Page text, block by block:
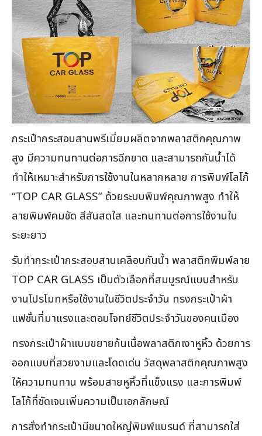
กระเป๋ากระสอบสานพรีเมี่ยมผลิตจากพลาสติกคุณภาพ
สูง มีความทนทานต่อการฉีกขาด และสามารถกันน้ำได้
ทำให้เหมาะสำหรับการใช้งานในหลากหลาย การพิมพ์โลโก้
“TOP CAR GLASS” ด้วยระบบพิมพ์คุณภาพสูง ทำให้
ลายพิมพ์คมชัด สีสันสดใส และทนทานต่อการใช้งานใน
ระยะยาว
รับทำกระเป๋ากระสอบสานเคลือบกันน้ำ พลาสติกพิมพ์ลาย
TOP CAR GLASS เป็นตัวเลือกที่สมบูรณ์แบบสำหรับ
งานโปรโมทหรือใช้งานในชีวิตประจำวัน ทรงกระเป๋าผ้า
แฟชั่นที่มาแรงและตอบโจทย์ชีวิตประจำวันของคนเมือง
ทรงกระเป๋าผ้าแบบขยายก้นเนื้อพลาสติกเงาหูหิ้ว ด้วยการ
ออกแบบที่สวยงามและโดดเด่น วัสดุพลาสติกคุณภาพสูง
ให้ความทนทาน พร้อมสายหูหิ้วที่แข็งแรง และการพิมพ์
โลโก้ที่ชัดเจนเพิ่มความเป็นเอกลักษณ์
การสั่งทำกระเป๋ามีขนาดใหญ่พิมพ์แบรนด์ ที่สามารถใส่